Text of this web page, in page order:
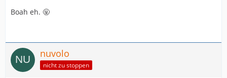
Boah eh. 🤬
nuvolo
nicht zu stoppen